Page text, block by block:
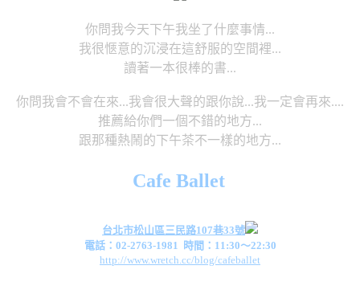
你問我今天下午我坐了什麼事情...
我很愜意的沉浸在這舒服的空間裡...
讀著一本很棒的書...
你問我會不會在來...我會很大聲的跟你說...我一定會再來....
推薦給你們一個不錯的地方...
跟那種熱鬧的下午茶不一樣的地方...
Cafe Ballet
台北市松山區三民路107巷33號
電話：02-2763-1981
時間：11:30～22:30
http://www.wretch.cc/blog/cafeballet